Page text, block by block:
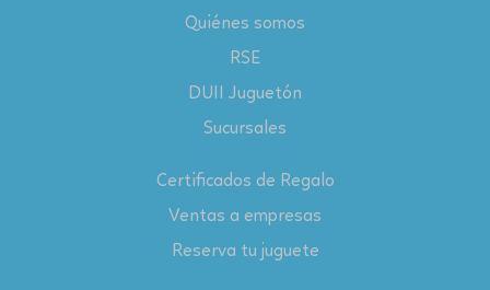
Quiénes somos
RSE
DUII Juguetón
Sucursales
Certificados de Regalo
Ventas a empresas
Reserva tu juguete